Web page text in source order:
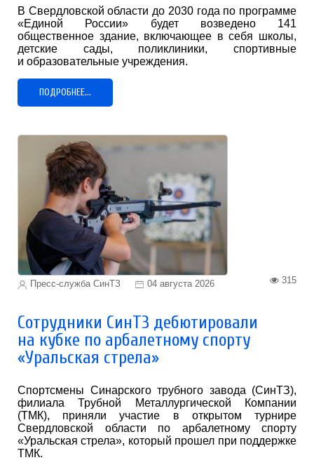
В Свердловской области до 2030 года по программе
«Единой России» будет возведено 141
общественное здание, включающее в себя школы,
детские сады, поликлиники, спортивные
и образовательные учреждения.
ПОДРОБНЕЕ...
Пресс-служба СинТЗ 04 августа 2026 315
Сотрудники СинТЗ дебютировали
на кубке по арбалетному спорту
«Уральская стрела»
Спортсмены Синарского трубного завода (СинТЗ),
филиала Трубной Металлургической Компании
(ТМК), приняли участие в открытом турнире
Свердловской области по арбалетному спорту
«Уральская стрела», который прошел при поддержке
ТМК.